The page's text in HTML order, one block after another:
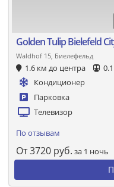
Golden Tulip Bielefeld
Waldhof 15, Биелефельд
1.6 км до центра
Кондиционер
Парковка
Телевизор
По отзывам
От3720 руб. за 1 ночь